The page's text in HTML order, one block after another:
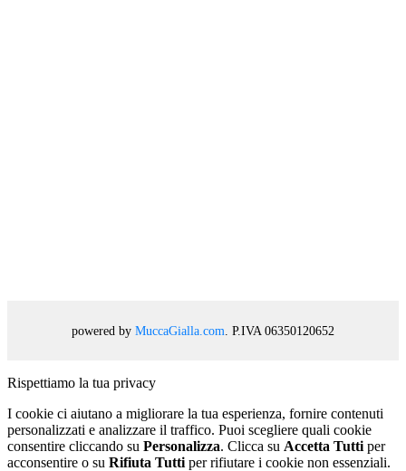
powered by MuccaGialla.com . P.IVA 06350120652
Rispettiamo la tua privacy
I cookie ci aiutano a migliorare la tua esperienza, fornire contenuti
personalizzati e analizzare il traffico. Puoi scegliere quali cookie
consentire cliccando su Personalizza. Clicca su Accetta Tutti per
acconsentire o su Rifiuta Tutti per rifiutare i cookie non essenziali.